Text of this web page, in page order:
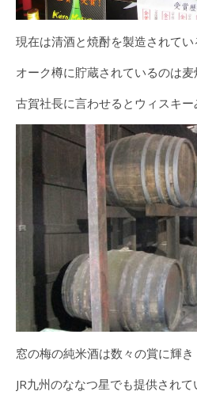
現在は清酒と焼酎を製造されてい
オーク樽に貯蔵されているのは麦
古賀社長に言わせるとウィスキー
窓の梅の純米酒は数々の賞に輝き
JR九州のななつ星でも提供されて